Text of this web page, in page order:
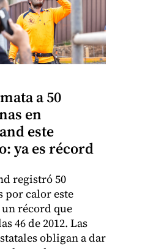
a 50
en
este
ya es récord
registró 50
por calor este
récord que
46 de 2012. Las
obligan a dar